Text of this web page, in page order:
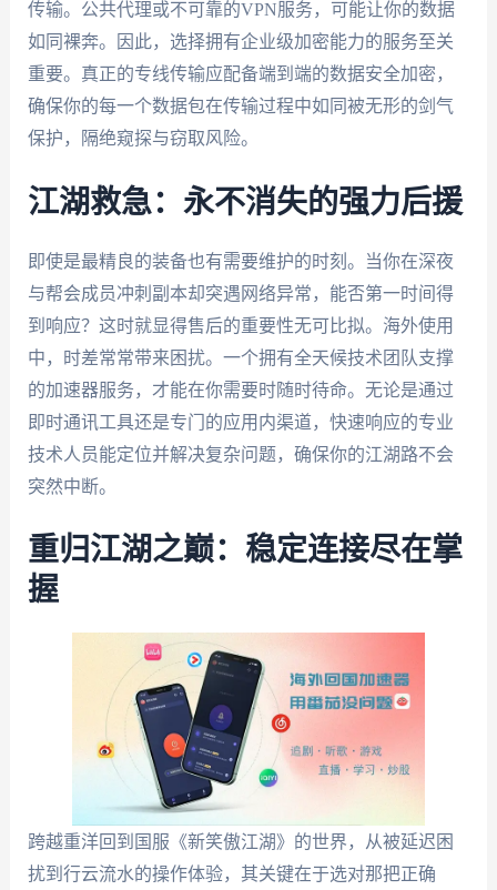
传输。公共代理或不可靠的VPN服务，可能让你的数据
如同裸奔。因此，选择拥有企业级加密能力的服务至关
重要。真正的专线传输应配备端到端的数据安全加密，
确保你的每一个数据包在传输过程中如同被无形的剑气
保护，隔绝窥探与窃取风险。
江湖救急：永不消失的强力后援
即使是最精良的装备也有需要维护的时刻。当你在深夜
与帮会成员冲刺副本却突遇网络异常，能否第一时间得
到响应？这时就显得售后的重要性无可比拟。海外使用
中，时差常常带来困扰。一个拥有全天候技术团队支撑
的加速器服务，才能在你需要时随时待命。无论是通过
即时通讯工具还是专门的应用内渠道，快速响应的专业
技术人员能定位并解决复杂问题，确保你的江湖路不会
突然中断。
重归江湖之巅：稳定连接尽在掌
握
跨越重洋回到国服《新笑傲江湖》的世界，从被延迟困
扰到行云流水的操作体验，其关键在于选对那把正确